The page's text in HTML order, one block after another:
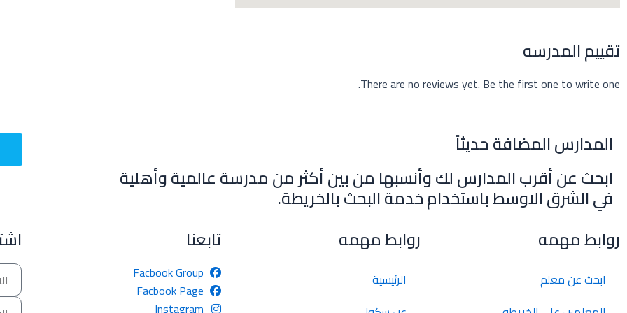
تقييم المدرسه
There are no reviews yet. Be the first one to write one.
المدارس المضافة حديثاً
ابحث عن أقرب المدارس لك وأنسبها من بين أكثر من مدرسة عالمية وأهلية
في الشرق الاوسط باستخدام خدمة البحث بالخريطة.
روابط مهمه
ابحث عن معلم
روابط مهمه
الرئيسية
تابعنا
Facbook Group
Facbook Page
Instagram
Email